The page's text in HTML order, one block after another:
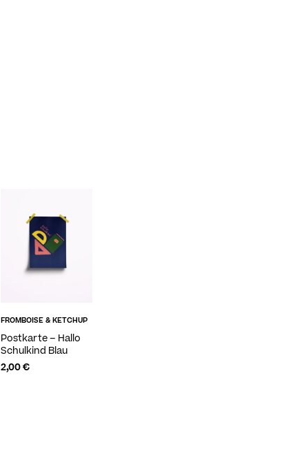
FROMBOISE & KETCHUP
Postkarte – Hallo
Schulkind Blau
2,00€